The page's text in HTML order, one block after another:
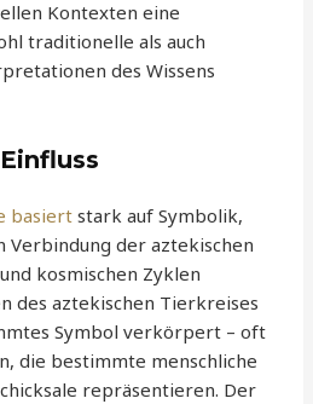
Kontexten eine
traditionelle als auch
des Wissens
basiert stark auf Symbolik,
Verbindung der aztekischen
kosmischen Zyklen
des aztekischen Tierkreises
Symbol verkörpert – oft
die bestimmte menschliche
repräsentieren. Der